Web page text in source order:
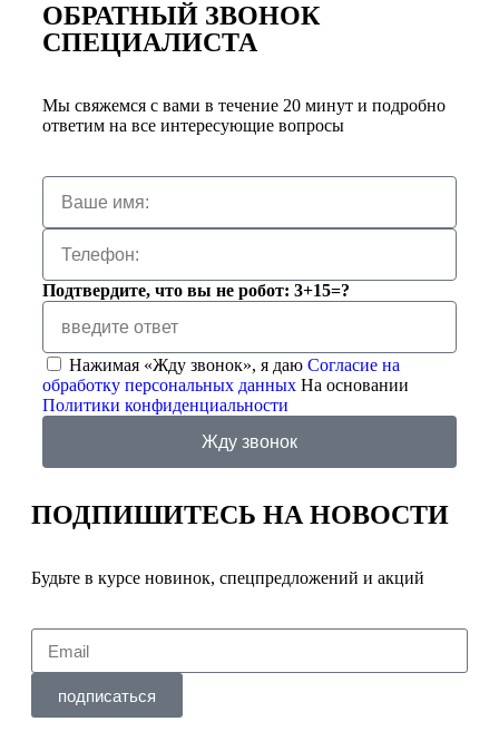
ОБРАТНЫЙ ЗВОНОК
СПЕЦИАЛИСТА
Мы свяжемся с вами в течение 20 минут и подробно
ответим на все интересующие вопросы
Подтвердите, что вы не робот: 3+15=?
Нажимая «Жду звонок», я даю Согласие на
обработку персональных данных На основании
Политики конфиденциальности
Жду звонок
ПОДПИШИТЕСЬ НА НОВОСТИ
Будьте в курсе новинок, спецпредложений и акций
подписаться